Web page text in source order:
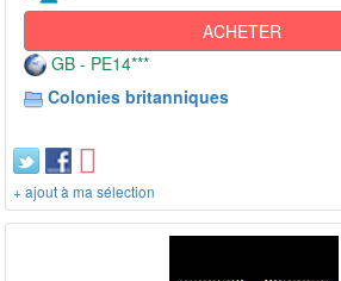
ACHETER
GB - PE14***
Colonies britanniques
+ ajout à ma sélection